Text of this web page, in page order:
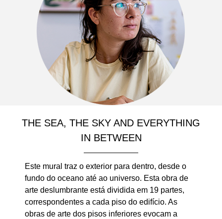
THE SEA, THE SKY AND EVERYTHING
IN BETWEEN
Este mural traz o exterior para dentro, desde o
fundo do oceano até ao universo. Esta obra de
arte deslumbrante está dividida em 19 partes,
correspondentes a cada piso do edifício. As
obras de arte dos pisos inferiores evocam a